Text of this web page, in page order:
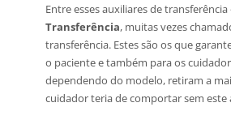
Entre esses auxiliares de
Transferência, muitas vezes
transferência. Estes são os que
o paciente e também para os
dependendo do modelo, retiram a
cuidador teria de comportar sem este